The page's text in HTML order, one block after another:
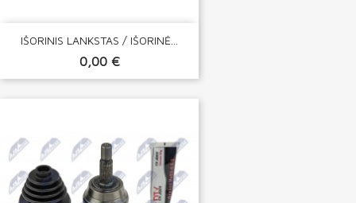
IŠORINIS LANKSTAS / IŠORINĖ...
0,00 €